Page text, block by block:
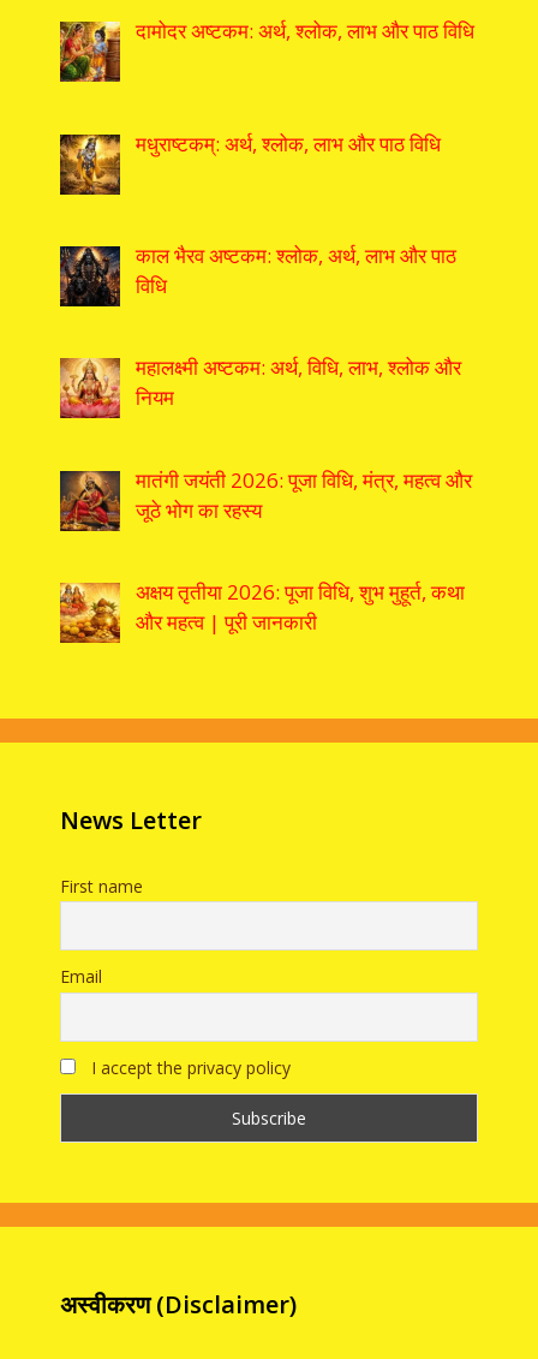
दामोदर अष्टकम: अर्थ, श्लोक, लाभ और पाठ विधि
मधुराष्टकम्: अर्थ, श्लोक, लाभ और पाठ विधि
काल भैरव अष्टकम: श्लोक, अर्थ, लाभ और पाठ
विधि
महालक्ष्मी अष्टकम: अर्थ, विधि, लाभ, श्लोक और
नियम
मातंगी जयंती 2026: पूजा विधि, मंत्र, महत्व और
जूठे भोग का रहस्य
अक्षय तृतीया 2026: पूजा विधि, शुभ मुहूर्त, कथा
और महत्व | पूरी जानकारी
News Letter
First name
Email
I accept the privacy policy
अस्वीकरण (Disclaimer)